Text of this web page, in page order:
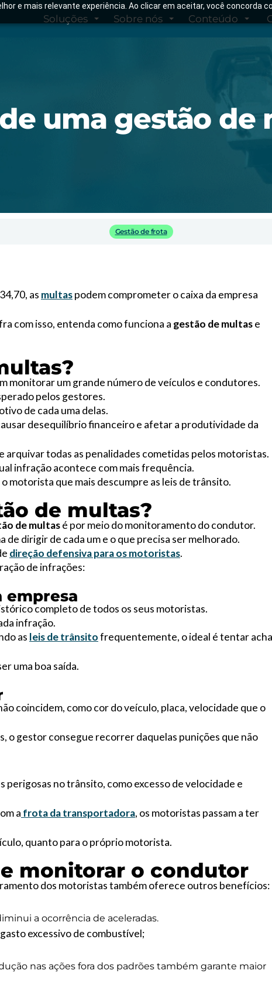
e mais relevante experiência. Ao clicar em aceitar, você concorda
Soluções Sobre nós Conteúdo
uma gestão de
Gestão de frota
as multaspodem comprometer o caixa da empresa
com isso, entenda como funciona a gestão de multase
monitorar um grande número de veículos e condutores.
pelos gestores.
de cada uma delas.
desequilíbrio financeiro e afetar a produtividade da
arquivar todas as penalidades cometidas pelos motoristas.
infração acontece com mais frequência.
motorista que mais descumpre as leis de trânsito.
de multas?
de multasé por meio do monitoramento do condutor.
dirigir de cada um e o que precisa ser melhorado.
direção defensiva para os motoristas.
de infrações:
empresa
completo de todos os seus motoristas.
infração.
as leis de trânsitofrequentemente, o ideal é tentar
uma boa saída.
coincidem, como cor do veículo, placa, velocidade que o
o gestor consegue recorrer daquelas punições que não
perigosas no trânsito, como excesso de velocidade e
a frota da transportadora, os motoristas passam a ter
quanto para o próprio motorista.
monitorar o condutor
dos motoristas também oferece outros benefícios:
a ocorrência de aceleradas.
excessivo de combustível;
nas ações fora dos padrões também garante maior